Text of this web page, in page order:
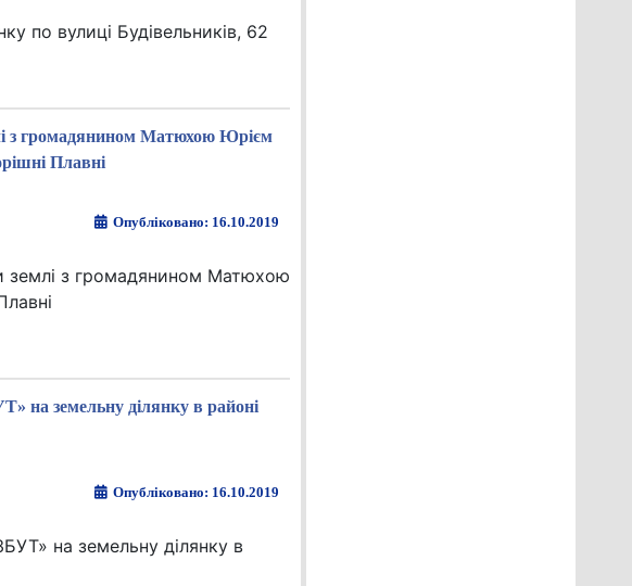
по вулиці Будівельників, 62
з громадянином Матюхою Юрієм
Плавні
Опубліковано: 16.10.2019
землі з громадянином Матюхою
на земельну ділянку в районі
Опубліковано: 16.10.2019
на земельну ділянку в